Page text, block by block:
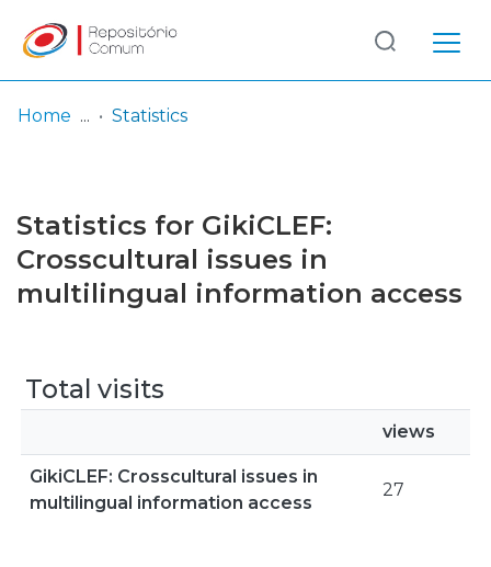
Browse repository
Entities
Log
In
(current)
Home Statistics
Statistics for GikiCLEF:
Crosscultural issues in
multilingual information access
Total visits
views
GikiCLEF: Crosscultural issues in
multilingual information access
27